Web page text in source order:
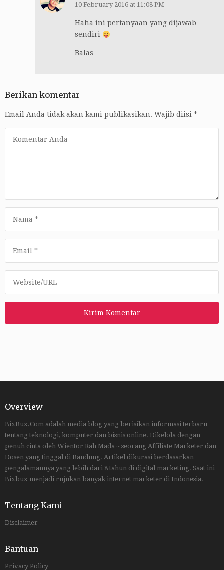
10 February 2016 at 11:08 PM
Haha ini pertanyaan yang dijawab
sendiri
Balas
Berikan komentar
Email Anda tidak akan kami publikasikan. Wajib diisi *
Overview
BixBux.Com adalah media blog yang berisikan informasi terbaru
tentang teknologi, komputer dan bisnis online. Dikelola dengan
penuh cinta oleh Wientor Rah Mada ~ seorang Affiliate Marketer dan
Dosen yang tinggal di Bandung. Artikel dikurasi berdasarkan
pengalamannya yang lebih dari 8 tahun di digital marketing. Saat ini
Bixbux menjadi rujukan banyak internet marketer di Indonesia.
Tentang Kami
Disclaimer
Bantuan
Privacy Policy